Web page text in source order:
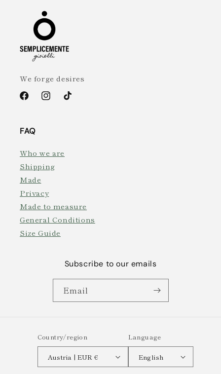
We forge desires
FacebookInstagramTikTok
FAQ
Who we are
Shipping
Made
Privacy
Made to measure
General Conditions
Size Guide
Subscribe to our emails
Email
Country/region
Austria | EUR €
Language
English